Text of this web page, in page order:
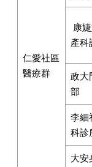
仁愛社區
醫療群
康
產科
政大
部
李細
科診
大安